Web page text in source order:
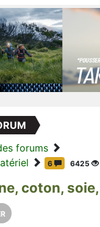
forums
6 6425
coton,